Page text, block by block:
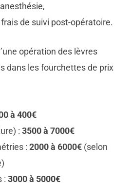
de suivi post-opératoire.
opération des lèvres
dans les fourchettes de prix
à 400€
: 3500 à 7000€
: 2000 à 6000€ (selon
: 3000 à 5000€